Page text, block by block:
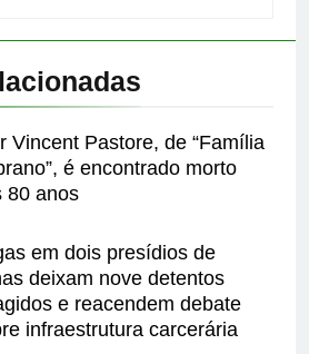
Vincent Pastore, de “Família
é encontrado morto
80 anos
em dois presídios de
deixam nove detentos
e reacendem debate
infraestrutura carcerária